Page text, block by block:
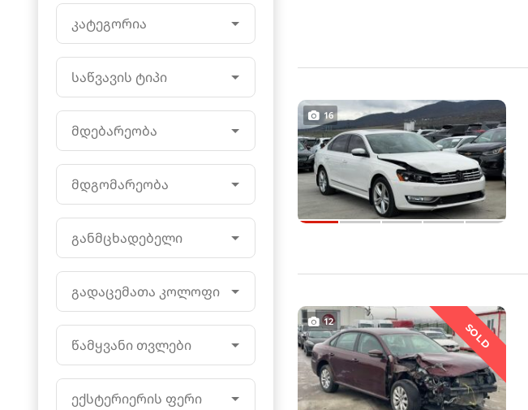
კატეგორია
საწვავის ტიპი
მდებარეობა
მდგომარეობა
განმცხადებელი
გადაცემათა კოლოფი
წამყვანი თვლები
ექსტერიერის ფერი
16
12 SOLD